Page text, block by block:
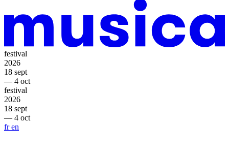
festival
2026
18 sept
— 4 oct
festival
2026
18 sept
— 4 oct
fren